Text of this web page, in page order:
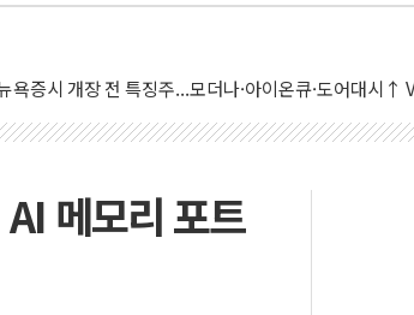
광모, 내주 실리콘밸리서 젠슨 황 재회…로봇·AI 데이
정관 장관 "영업이익 N% 성과급 반대…상법·자본시
욕증시 프리뷰, 미 주가선물 AI주 차익실현 속 혼조세
값 7주 만에 최고…美 고용 둔화·호르무즈 재개방 기대
도증시] 중동 긴장 완화에 실적 호조까지, 상승...호실
메모리 포트